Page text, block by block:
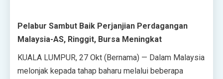
Pelabur Sambut Baik Perjanjian Perdagangan
Malaysia-AS, Ringgit, Bursa Meningkat
KUALA LUMPUR, 27 Okt (Bernama) — Dalam Malaysia
melonjak kepada tahap baharu melalui beberapa